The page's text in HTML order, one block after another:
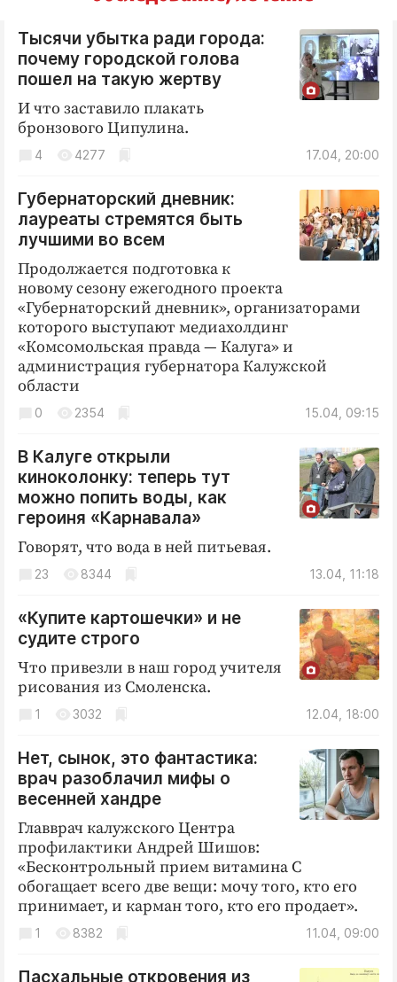
Тысячи убытка ради города:
почему городской голова
пошел на такую жертву
И что заставило плакать
бронзового Ципулина.
17.04, 20:00
4 4277
Губернаторский дневник:
лауреаты стремятся быть
лучшими во всем
Продолжается подготовка к
новому сезону ежегодного проекта
«Губернаторский дневник», организаторами
которого выступают медиахолдинг
«Комсомольская правда — Калуга» и
администрация губернатора Калужской
области
15.04, 09:15
0 2354
В Калуге открыли
киноколонку: теперь тут
можно попить воды, как
героиня «Карнавала»
Говорят, что вода в ней питьевая.
13.04, 11:18
23 8344
«Купите картошечки» и не
судите строго
Что привезли в наш город учителя
рисования из Смоленска.
12.04, 18:00
1 3032
Нет, сынок, это фантастика:
врач разоблачил мифы о
весенней хандре
Главврач калужского Центра
профилактики Андрей Шишов:
«Бесконтрольный прием витамина C
обогащает всего две вещи: мочу того, кто его
принимает, и карман того, кто его продает».
11.04, 09:00
1 8382
Пасхальные откровения из